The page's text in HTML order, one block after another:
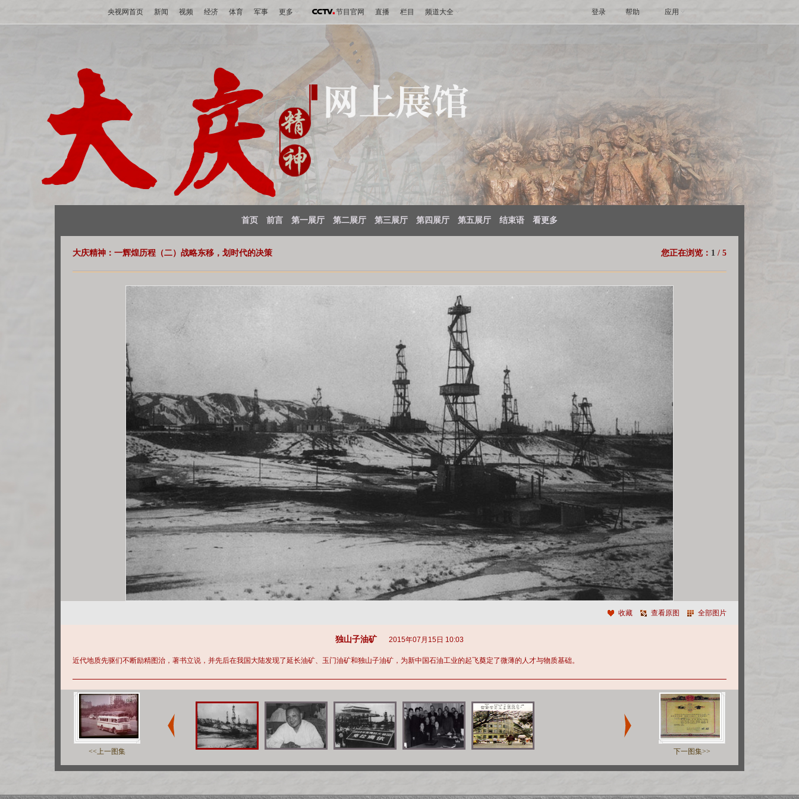
央视网首页 新闻 视频 经济 体育 军事 更多 节目官网 直播 栏目 频道大全 帮助 应用
登录
首页 前言 第一展厅 第二展厅 第三展厅 第四展厅 第五展厅 结束语 看更多
大庆精神：一辉煌历程（二）战略东移，划时代的决策 您正在浏览： 1 / 5
收藏 查看原图 全部图片
独山子油矿 2015年07月15日 10:03
近代地质先驱们不断励精图治，著书立说，并先后在我国大陆发现了延长油矿、玉门油矿和独山子油矿，为新中国石油工业的起飞奠定了微薄的人才与物质基础。
<<上一图集 下一图集>>